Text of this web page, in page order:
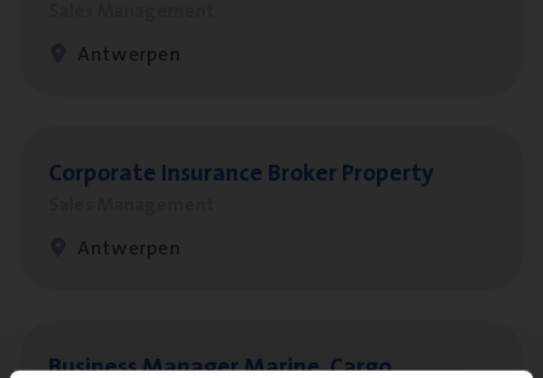
Antwerpen
Cor­po­ra­te Insu­ran­ce Bro­ker Property
Antwerpen
Busi­ness Mana­ger Mari­ne Cargo